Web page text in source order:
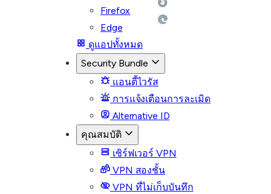
Firefox
Edge
ดูแอปทั้งหมด
Security Bundle
แอนตี้ไวรัส
การแจ้งเตือนการละเมิด
Alternative ID
คุณสมบัติ
เซิร์ฟเวอร์ VPN
VPN สองชั้น
VPN ที่ไม่เก็บบันทึก